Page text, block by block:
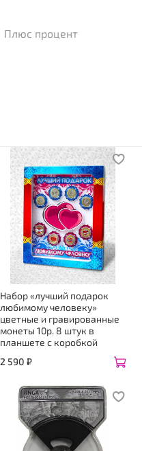
Плюс процент
Набор «лучший подарок
любимому человеку»
цветные и гравированные
монеты 10р. 8 штук в
планшете с коробкой
2 590 ₽